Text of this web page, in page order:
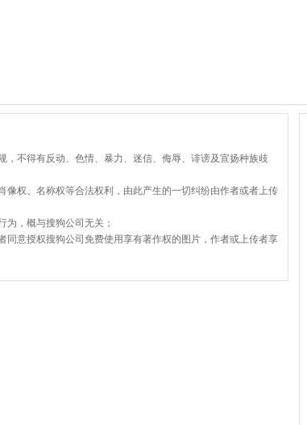
不得有反动、色情、暴力、迷信、侮辱、诽谤及宣扬种族歧
权、名称权等合法权利，由此产生的一切纠纷由作者或者上传
为，概与搜狗公司无关；
意授权搜狗公司免费使用享有著作权的图片，作者或上传者享